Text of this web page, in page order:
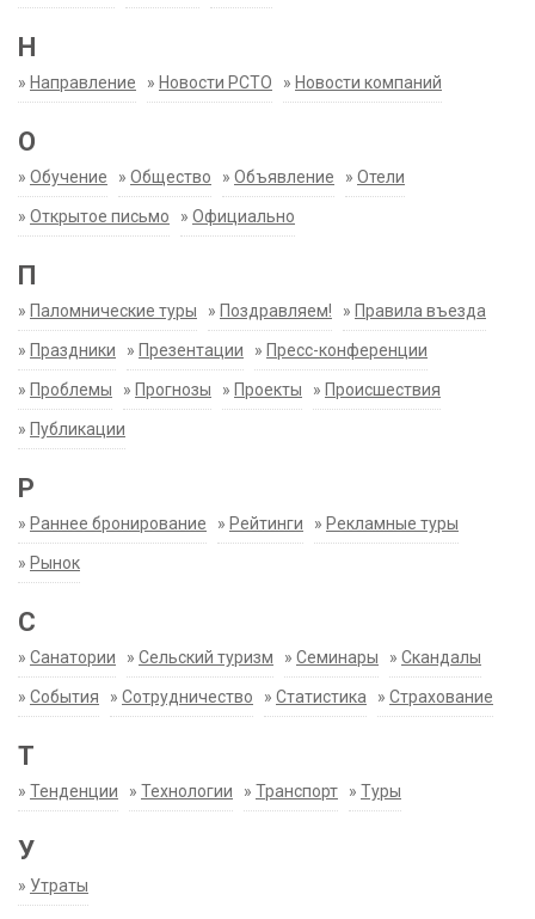
Н
» Направление » Новости РСТО » Новости компаний
О
» Обучение » Общество » Объявление » Отели
» Открытое письмо » Официально
П
» Паломнические туры » Поздравляем! » Правила въезда
» Праздники » Презентации » Пресс-конференции
» Проблемы » Прогнозы » Проекты » Происшествия
» Публикации
Р
» Раннее бронирование » Рейтинги » Рекламные туры
» Рынок
С
» Санатории » Сельский туризм » Семинары » Скандалы
» События » Сотрудничество » Статистика » Страхование
Т
» Тенденции » Технологии » Транспорт » Туры
У
» Утраты